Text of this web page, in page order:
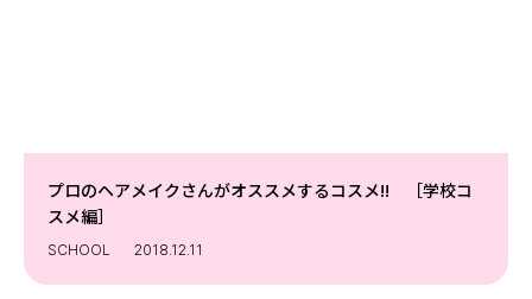
プロのヘアメイクさんがオススメするコスメ!! ［学校コ
スメ編］
SCHOOL 2018.12.11